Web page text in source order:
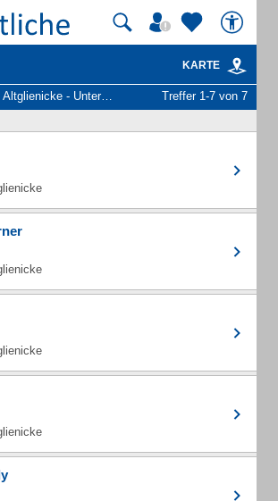
KARTE
- Unternehmen und Personen Treffer 1-7 von 7